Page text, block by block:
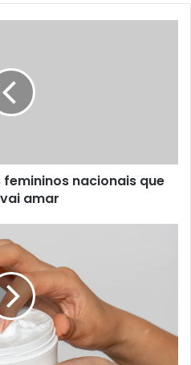
nacionais que
amar